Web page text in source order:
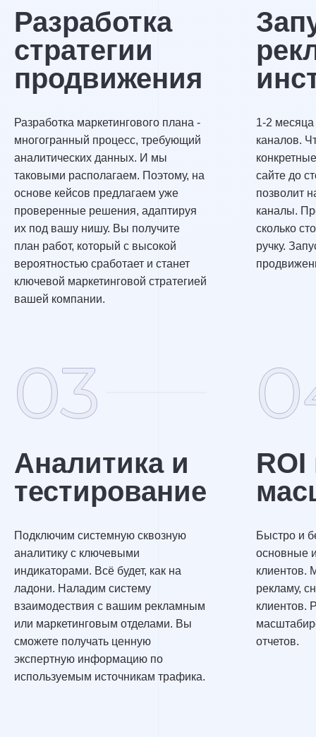
Разработка
стратегии
продвижения
Разработка маркетингового плана -
многогранный процесс, требующий
аналитических данных. И мы
таковыми располагаем. Поэтому, на
основе кейсов предлагаем уже
проверенные решения, адаптируя
их под вашу нишу. Вы получите
план работ, который с высокой
вероятностью сработает и станет
ключевой маркетинговой стратегией
вашей компании.
1-2
каналов.
сайте до
позволит
каналы.
сколько
ручку.
03
Аналитика и
тестирование
Подключим системную сквозную
аналитику с ключевыми
индикаторами. Всё будет, как на
ладони. Наладим систему
взаимодествия с вашим рекламным
или маркетинговым отделами. Вы
сможете получать ценную
экспертную информацию по
используемым источникам трафика.
ROI
Быстро и
основные
клиентов.
рекламу,
клиентов.
отчетов.